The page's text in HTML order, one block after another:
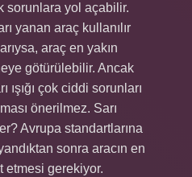
sorunlara yol açabilir.
yanan araç kullanılır
araç en yakın
götürülebilir. Ancak
ışığı çok ciddi sorunları
önerilmez. Sarı
Avrupa standartlarına
sonra aracın en
etmesi gerekiyor.